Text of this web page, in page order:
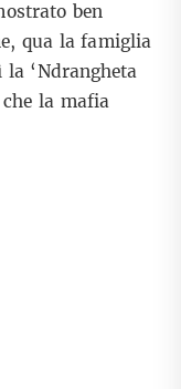
ben
qua la famiglia
‘Ndrangheta
la mafia